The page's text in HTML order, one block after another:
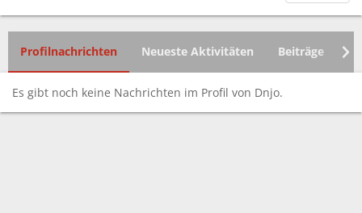
Profilnachrichten Neueste Aktivitäten Beiträge
Es gibt noch keine Nachrichten im Profil von Dnjo.